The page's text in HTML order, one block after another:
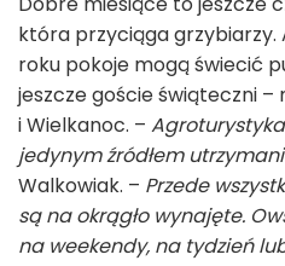
która przyciąga grzybiarzy.
roku pokoje mogą świecić
jeszcze goście świąteczni –
i Wielkanoc. –
jedynym źródłem
Walkowiak. – Przede
są na okrągło wynajęte.
na weekendy, na tydzień